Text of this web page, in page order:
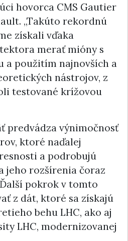
hovorca CMS Gautier
„Takúto rekordnú
získali vďaka
merať mióny s
a použitím najnovších a
nástrojov, z
testované krížovou
predvádza výnimočnosť
ktoré naďalej
a podrobujú
jeho rozšírenia čoraz
pokrok v tomto
z dát, ktoré sa získajú
behu LHC, ako aj
LHC, modernizovanej